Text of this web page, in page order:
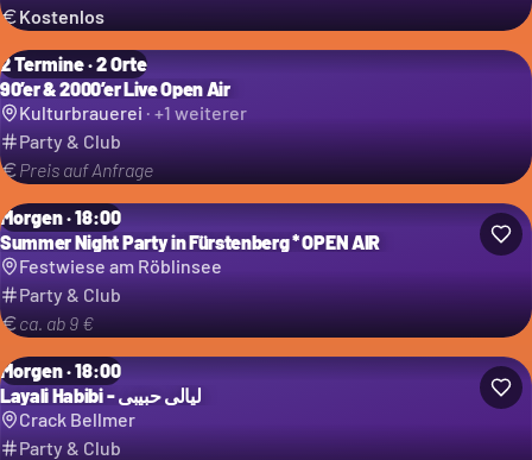
Kostenlos
2 Termine · 2 Orte
90’er & 2000’er Live Open Air
Kulturbrauerei · +1 weiterer
Party & Club
Preis auf Anfrage
Morgen · 18:00
Summer Night Party in Fürstenberg * OPEN AIR
Festwiese am Röblinsee
Party & Club
ca. ab 9 €
Morgen · 18:00
Layali Habibi - ليالي حبيبي
Crack Bellmer
Party & Club